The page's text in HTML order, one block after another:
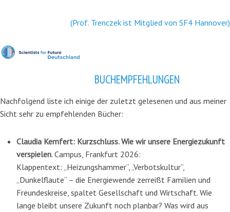
(Prof. Trenczek ist Mitglied von SF4 Hannover)
BUCHEMPFEHLUNGEN
Nachfolgend liste ich einige der zuletzt gelesenen und aus meiner
Sicht sehr zu empfehlenden Bücher:
Claudia Kemfert: Kurzschluss. Wie wir unsere Energiezukunft
verspielen. Campus, Frankfurt 2026:
Klappentext: „Heizungshammer“, „Verbotskultur“,
„Dunkelflaute“ – die Energiewende zerreißt Familien und
Freundeskreise, spaltet Gesellschaft und Wirtschaft. Wie
lange bleibt unsere Zukunft noch planbar? Was wird aus